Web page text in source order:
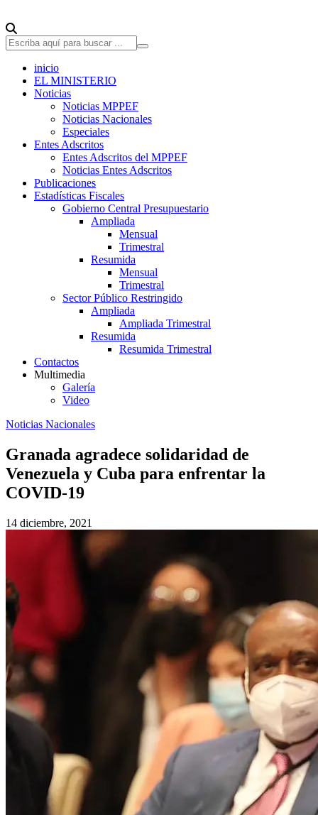
inicio
EL MINISTERIO
Noticias
Noticias MPPEF
Noticias Nacionales
Especiales
Entes Adscritos
Entes Adscritos del MPPEF
Noticias Entes Adscritos
Publicaciones
Estadísticas Fiscales
Gobierno Central Presupuestario
Ampliada
Mensual
Trimestral
Resumida
Mensual
Trimestral
Sector Público Restringido
Ampliada
Ampliada Trimestral
Resumida
Resumida Trimestral
Contactos
Multimedia
Galería
Video
Noticias Nacionales
Granada agradece solidaridad de
Venezuela y Cuba para enfrentar la
COVID-19
14 diciembre, 2021